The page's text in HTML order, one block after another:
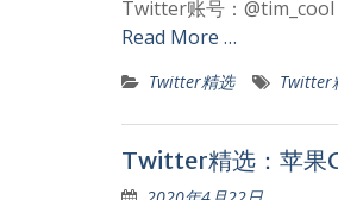
Twitter账号：
Read More …
Twitter精选 Twitter
Twitter精选：苹果